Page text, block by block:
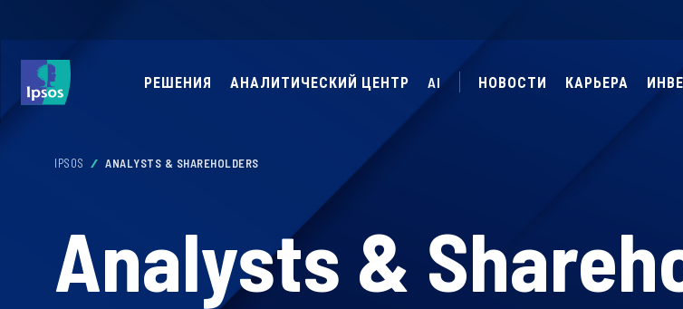
РЕШЕНИЯ АНАЛИТИЧЕСКИЙ ЦЕНТР AI НОВОСТИ КАРЬЕРА
IPSOS ANALYSTS & SHAREHOLDERS
Analysts &